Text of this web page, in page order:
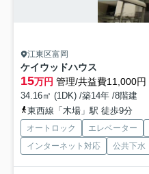
江東区富岡
ケイウッドハウス
15万円 管理/共益費11,000円
34.16㎡ (1DK) /築14年 /8階建
東西線「木場」駅 徒歩9分
オートロック エレベーター
インターネット対応
公共下水